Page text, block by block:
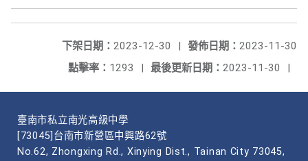
發佈日期： 2023-11-30
下架日期： 2023-12-30
|
最後更新日期： 2023-11-30 |
點擊率： 1293 |
臺南市私立南光高級中學
[73045]台南市新營區中興路62號
No.62, Zhongxing Rd., Xinying Dist., Tainan City 73045,